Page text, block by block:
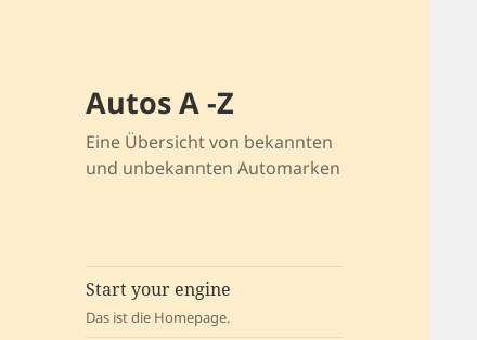
Autos A -Z
Eine Übersicht von bekannten
und unbekannten Automarken
Start your engine
Das ist die Homepage.